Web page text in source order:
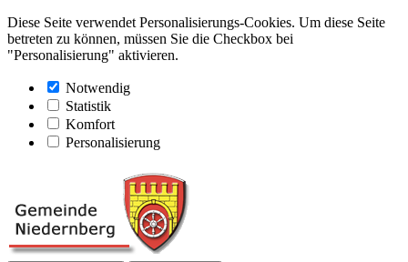
Diese Seite verwendet Personalisierungs-Cookies. Um diese Seite
betreten zu können, müssen Sie die Checkbox bei
"Personalisierung" aktivieren.
Notwendig
Statistik
Komfort
Personalisierung